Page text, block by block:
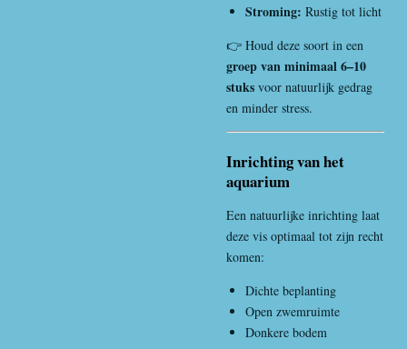
Stroming: Rustig tot licht
👉 Houd deze soort in een
groep van minimaal 6–10
stuks voor natuurlijk gedrag
en minder stress.
Inrichting van het
aquarium
Een natuurlijke inrichting laat
deze vis optimaal tot zijn recht
komen:
Dichte beplanting
Open zwemruimte
Donkere bodem